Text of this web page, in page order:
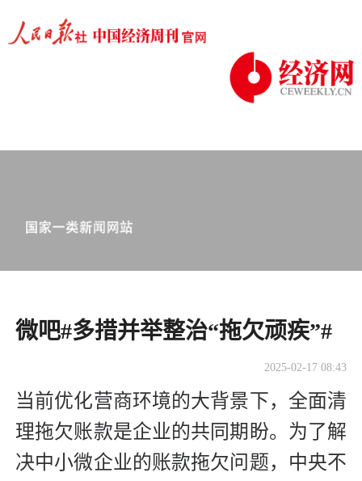
微吧#多措并举整治“拖欠顽疾”#
2025-02-17 08:43
当前优化营商环境的大背景下，全面清
理拖欠账款是企业的共同期盼。为了解
决中小微企业的账款拖欠问题，中央不